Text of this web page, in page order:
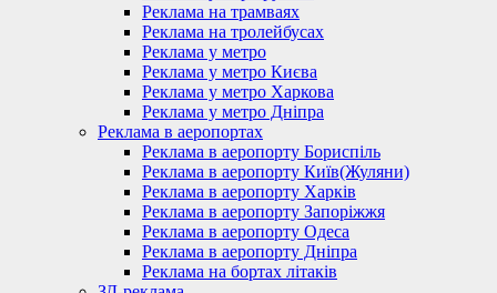
Реклама на трамваях
Реклама на тролейбусах
Реклама у метро
Реклама у метро Києва
Реклама у метро Харкова
Реклама у метро Дніпра
Реклама в аеропортах
Реклама в аеропорту Бориспіль
Реклама в аеропорту Київ(Жуляни)
Реклама в аеропорту Харків
Реклама в аеропорту Запоріжжя
Реклама в аеропорту Одеса
Реклама в аеропорту Дніпра
Реклама на бортах літаків